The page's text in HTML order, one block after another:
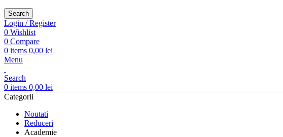
Search
Login / Register
0 Wishlist
0 Compare
0 items 0,00 lei
Menu
Search
0 items 0,00 lei
Categorii
Noutati
Reduceri
Academie